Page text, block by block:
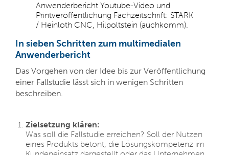
Anwenderbericht Youtube-Video und
Printveröffentlichung Fachzeitschrift: STARK
/ Heinloth CNC, Hilpoltstein (auchkomm).
In sieben Schritten zum multimedialen
Anwenderbericht
Das Vorgehen von der Idee bis zur Veröffentlichung
einer Fallstudie lässt sich in wenigen Schritten
beschreiben.
Zielsetzung klären:
Was soll die Fallstudie erreichen? Soll der Nutzen
eines Produkts betont, die Lösungskompetenz im